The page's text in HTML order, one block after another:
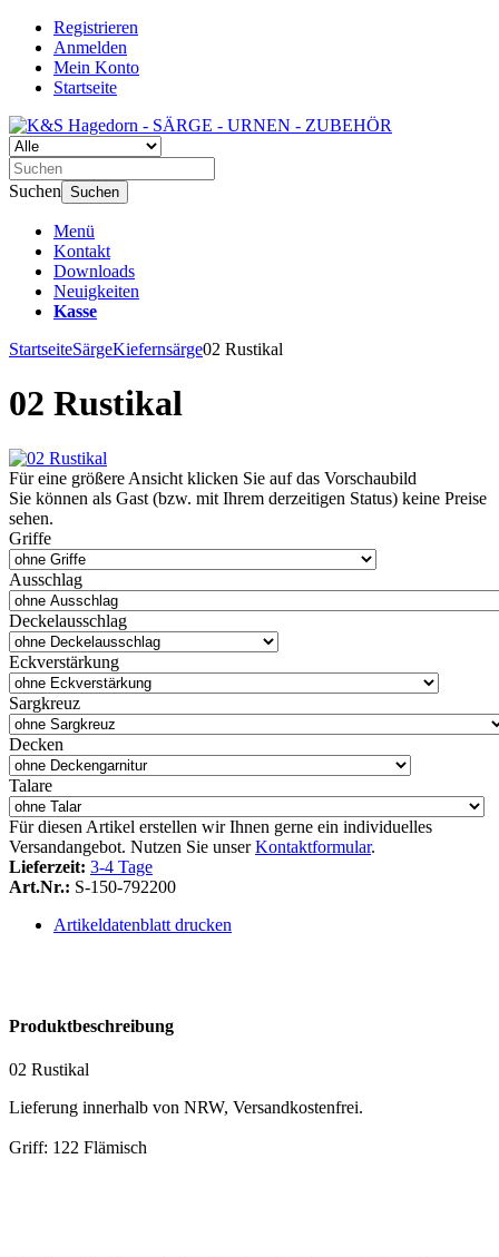
Registrieren
Anmelden
Mein Konto
Startseite
Suchen Suchen
Menü
Kontakt
Downloads
Neuigkeiten
Kasse
StartseiteSärgeKiefernsärge02 Rustikal
02 Rustikal
Für eine größere Ansicht klicken Sie auf das Vorschaubild
Sie können als Gast (bzw. mit Ihrem derzeitigen Status) keine Preise
sehen.
Griffe
Ausschlag
Deckelausschlag
Eckverstärkung
Sargkreuz
Decken
Talare
Für diesen Artikel erstellen wir Ihnen gerne ein individuelles
Versandangebot. Nutzen Sie unserKontaktformular.
Lieferzeit: 3-4 Tage
Art.Nr.: S-150-792200
Artikeldatenblatt drucken
Produktbeschreibung
02 Rustikal
Lieferung innerhalb von NRW, Versandkostenfrei.
Griff: 122 Flämisch